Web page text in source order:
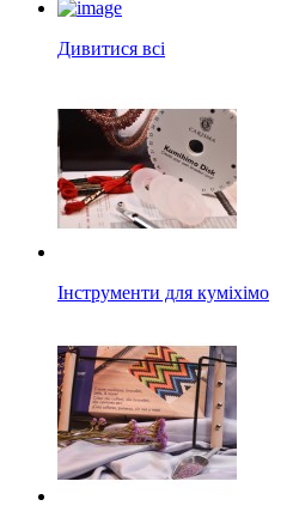
Дивитися всі
Інструменти для куміхімо